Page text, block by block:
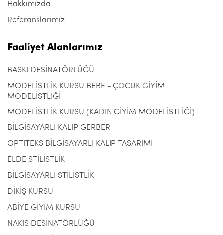
Hakkımızda
Referanslarımız
Faaliyet Alanlarımız
BASKI DESİNATÖRLÜĞÜ
MODELİSTLİK KURSU BEBE - ÇOCUK GİYİM
MODELİSTLİĞİ
MODELİSTLİK KURSU (KADIN GİYİM MODELİSTLİĞİ)
BİLGİSAYARLI KALIP GERBER
OPTITEKS BİLGİSAYARLI KALIP TASARIMI
ELDE STİLİSTLİK
BİLGİSAYARLI STİLİSTLİK
DİKİŞ KURSU
ABİYE GİYİM KURSU
NAKIŞ DESİNATÖRLÜĞÜ